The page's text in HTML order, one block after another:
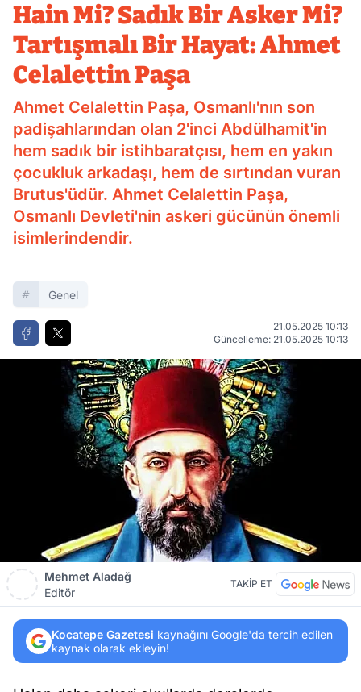
Hain Mi? Sadık Bir Asker Mi?
Tartışmalı Bir Hayat: Ahmet
Celalettin Paşa
Ahmet Celalettin Paşa, Osmanlı'nın son
padişahlarından olan 2'inci Abdülhamit'in
hem sadık bir istihbaratçısı, hem en yakın
çocukluk arkadaşı, hem de sırtından vuran
Brutus'üdür. Ahmet Celalettin Paşa,
Osmanlı Devleti'nin askeri gücünün önemli
isimlerindendir.
Genel
21.05.2025 10:13
Güncelleme: 21.05.2025 10:13
Mehmet Aladağ
Editör
TAKİP ET
Kocatepe Gazetesi kaynağını Google'da tercih edilen
kaynak olarak ekleyin!